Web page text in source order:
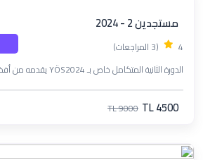
مستجدين 2 - 2024
4 (3 المراجعات)
الدورة الثانية المتكامل خاص بـ YÖS2024 يقدمه من أفضل الاساتذة الأكفاء
TL 4500
TL 9000